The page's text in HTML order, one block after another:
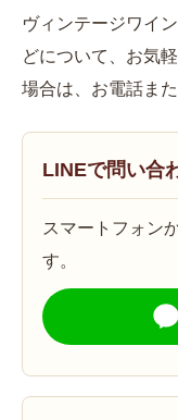
ヴィンテージワイ
どについて、お気
場合は、お電話ま
LINEで問い合
スマートフォン
す。